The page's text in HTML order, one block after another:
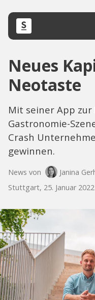
Neues
Neotaste
Mit seiner App
Gastronomie-
Crash
gewinnen.
News von
Janina
Stuttgart, 25. Januar 2022